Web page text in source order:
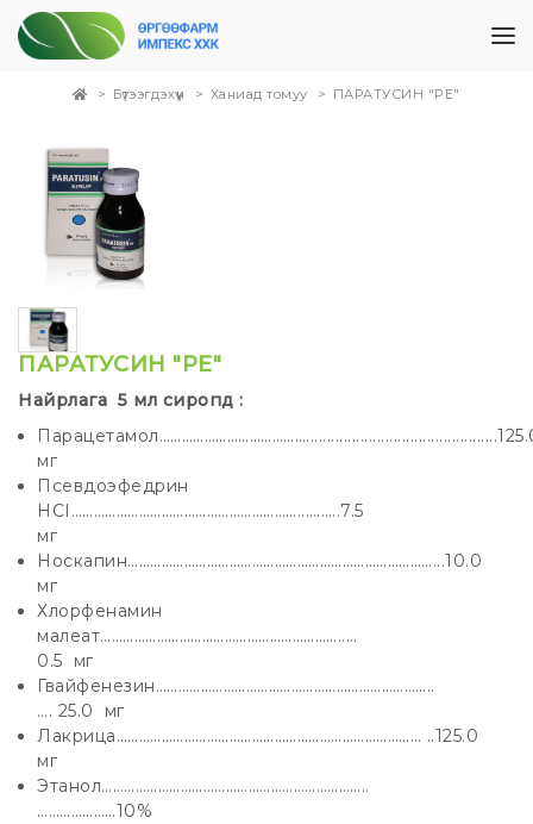
Бүтээгдэхүүн Ханиад томуу ПАРАТУСИН "PE"
ПАРАТУСИН "PE"
Найрлага 5 мл сиропд :
мг
Псевдоэфедрин
HCI……………………………………………………...……..7.5
мг
Носкапин………………………………………………………………………...10.0
мг
Хлорфенамин
малеат………………………………………………………..…
0.5 мг
Гвайфенезин………………………………………………………………..
…. 25.0 мг
Лакрица……………………………………………………………………… ..125.0
мг
Этанол……………………………………………………………..
…………………10%